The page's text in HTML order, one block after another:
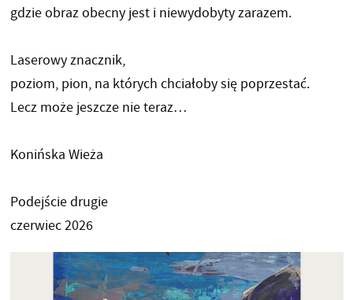
gdzie obraz obecny jest i niewydobyty zarazem.
Laserowy znacznik,
poziom, pion, na których chciałoby się poprzestać.
Lecz może jeszcze nie teraz…
Konińska Wieża
Podejście drugie
czerwiec 2026